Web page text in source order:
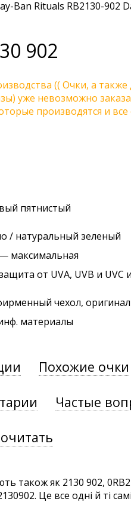
902
(( Очки, а
уже невозможно
производятся и
пятнистый
/ натуральный зеленый
максимальная
от UVA, UVB и UVC
чехол,
материалы
Похожие очки
Частые
також як 2130 902,
Це все одні й ті